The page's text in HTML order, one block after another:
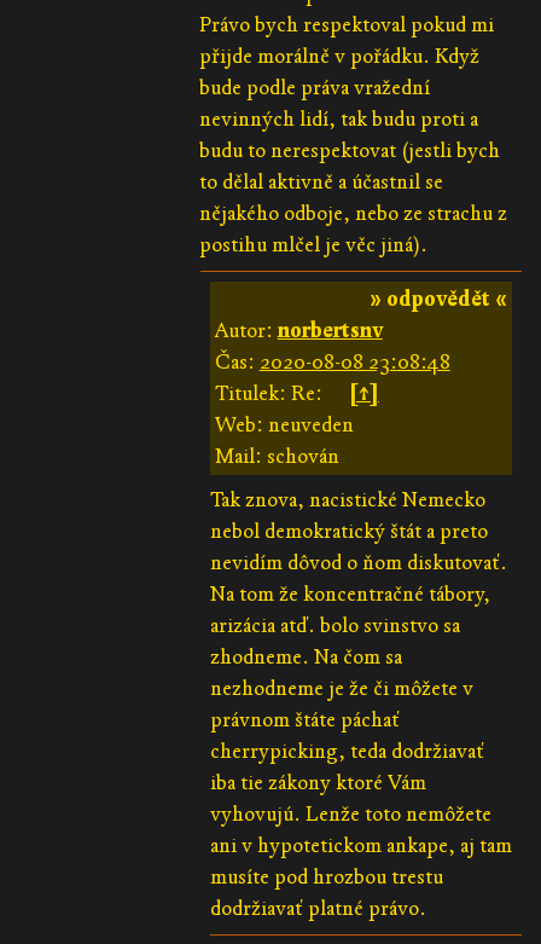
Právo bych respektoval pokud mi
přijde morálně v pořádku. Když
bude podle práva vražední
nevinných lidí, tak budu proti a
budu to nerespektovat (jestli bych
to dělal aktivně a účastnil se
nějakého odboje, nebo ze strachu z
postihu mlčel je věc jiná).
» odpovědět «
Autor:norbertsnv
Čas: 2020-08-08 23:08:48
Titulek: Re:
[↑]
Web: neuveden
Mail: schován
Tak znova, nacistické Nemecko
nebol demokratický štát a preto
nevidím dôvod o ňom diskutovať.
Na tom že koncentračné tábory,
arizácia atď. bolo svinstvo sa
zhodneme. Na čom sa
nezhodneme je že či môžete v
právnom štáte páchať
cherrypicking, teda dodržiavať
iba tie zákony ktoré Vám
vyhovujú. Lenže toto nemôžete
ani v hypotetickom ankape, aj tam
musíte pod hrozbou trestu
dodržiavať platné právo.